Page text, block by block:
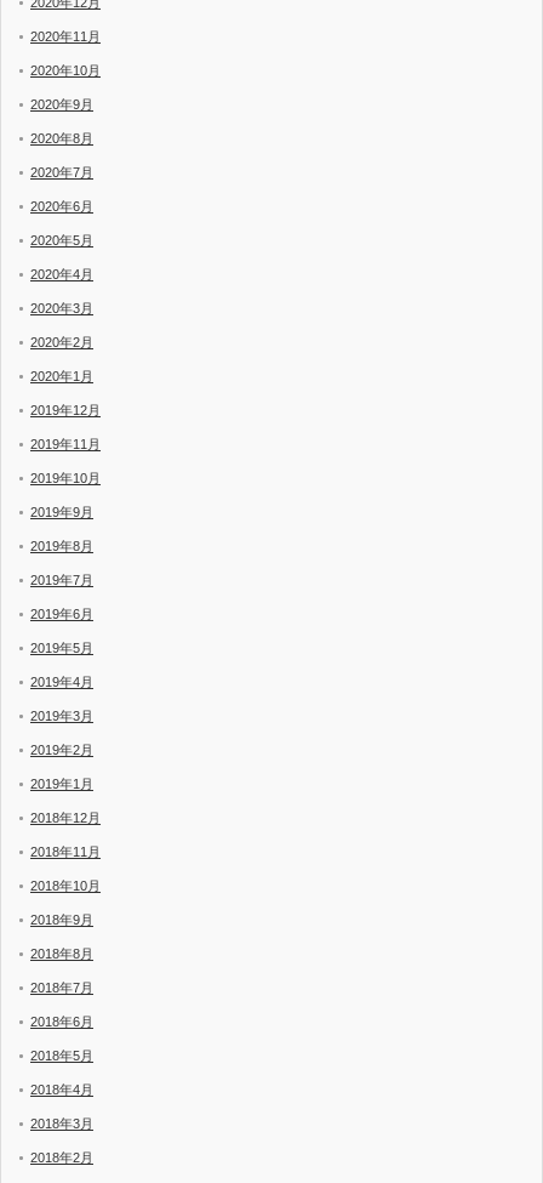
2020年11月
2020年10月
2020年9月
2020年8月
2020年7月
2020年6月
2020年5月
2020年4月
2020年3月
2020年2月
2020年1月
2019年12月
2019年11月
2019年10月
2019年9月
2019年8月
2019年7月
2019年6月
2019年5月
2019年4月
2019年3月
2019年2月
2019年1月
2018年12月
2018年11月
2018年10月
2018年9月
2018年8月
2018年7月
2018年6月
2018年5月
2018年4月
2018年3月
2018年2月